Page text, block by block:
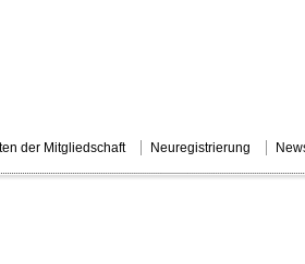
der Mitgliedschaft Neuregistrierung